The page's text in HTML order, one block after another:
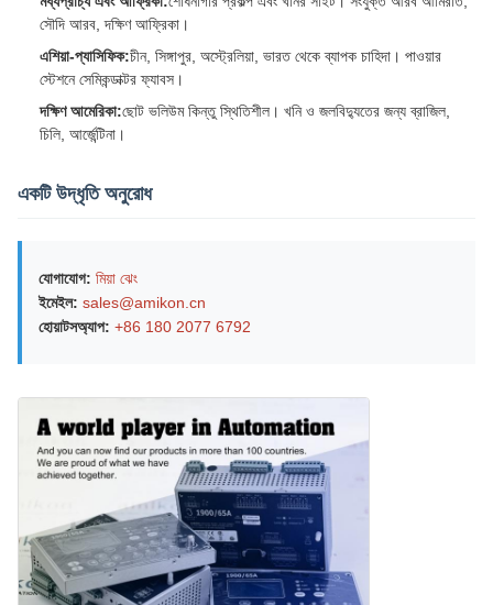
সৌদি আরব, দক্ষিণ আফ্রিকা।
এশিয়া-প্যাসিফিক:চীন, সিঙ্গাপুর, অস্ট্রেলিয়া, ভারত থেকে ব্যাপক চাহিদা। পাওয়ার
স্টেশনে সেমিকন্ডাক্টর ফ্যাবস।
দক্ষিণ আমেরিকা:ছোট ভলিউম কিন্তু স্থিতিশীল। খনি ও জলবিদ্যুতের জন্য ব্রাজিল,
চিলি, আর্জেন্টিনা।
একটি উদ্ধৃতি অনুরোধ
যোগাযোগ: মিয়া ঝেং
ইমেইল: sales@amikon.cn
হোয়াটসঅ্যাপ: +86 180 2077 6792